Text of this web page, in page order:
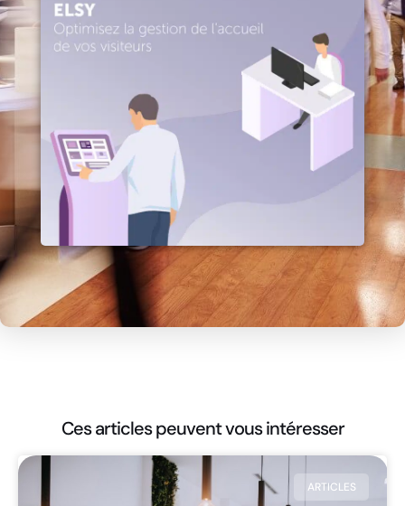
Ces articles peuvent vous intéresser
ARTICLES